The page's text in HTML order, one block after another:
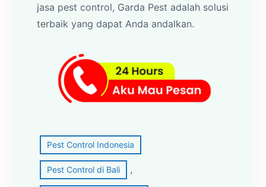
jasa pest control, Garda Pest adalah solusi
terbaik yang dapat Anda andalkan.
Pest Control Indonesia
Pest Control di Bali ,